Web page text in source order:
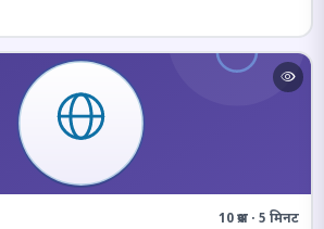
10 प्रश्न · 5 मिनट